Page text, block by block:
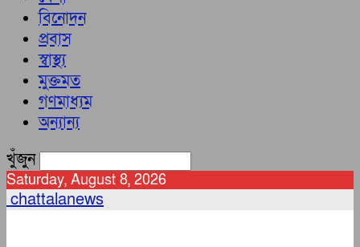
বিনোদন
প্রবাস
স্বাস্থ্য
মুক্তমত
গণমাধ্যম
অন্যান্য
খুঁজুন
Saturday, August 8, 2026
chattalanews